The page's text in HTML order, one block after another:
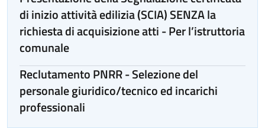
di inizio attività edilizia (SCIA) SENZA la
richiesta di acquisizione atti - Per l’istruttoria
comunale
Reclutamento PNRR - Selezione del
personale giuridico/tecnico ed incarichi
professionali